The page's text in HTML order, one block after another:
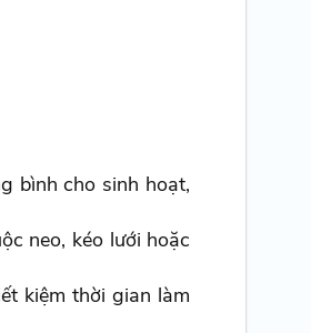
bình cho sinh hoạt,
neo, kéo lưới hoặc
kiệm thời gian làm